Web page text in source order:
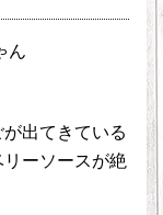
ん
出てきている
ーソースが絶